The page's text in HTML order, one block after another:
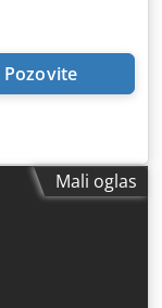
Pozovite
Mali oglas